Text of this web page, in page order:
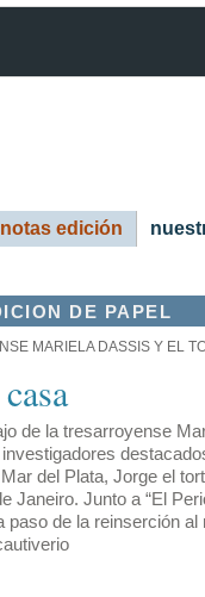
notas edición
DE PAPEL
MARIELA DASSIS Y EL
de la tresarroyense
del Plata, Jorge el
Janeiro. Junto a “El
paso de la reinserción